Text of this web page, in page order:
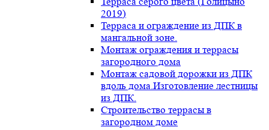
2019)
Терраса и ограждение из ДПК в
мангальной зоне.
Монтаж ограждения и террасы
загородного дома
Монтаж садовой дорожки из ДПК
вдоль дома.Изготовление лестницы
из ДПК.
Строительство террасы в
загородном доме